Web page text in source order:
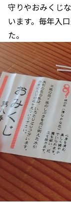
守りやおみくじ
います。毎年入
た。